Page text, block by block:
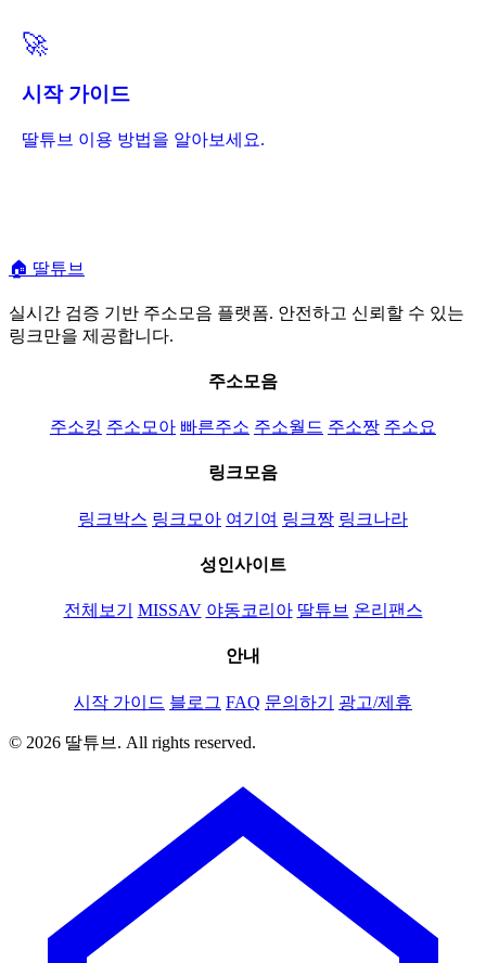
🚀
시작 가이드
딸튜브 이용 방법을 알아보세요.
🏠 딸튜브
실시간 검증 기반 주소모음 플랫폼. 안전하고 신뢰할 수 있는
링크만을 제공합니다.
주소모음
주소킹 주소모아 빠른주소 주소월드 주소짱 주소요
링크모음
링크박스 링크모아 여기여 링크짱 링크나라
성인사이트
전체보기 MISSAV 야동코리아 딸튜브 온리팬스
안내
시작 가이드 블로그 FAQ 문의하기 광고/제휴
© 2026 딸튜브. All rights reserved.